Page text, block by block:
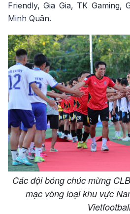
Friendly, Gia Gia, TK Gaming,
Minh Quân.
Các đội bóng chúc mừng
mạc vòng loại khu vực